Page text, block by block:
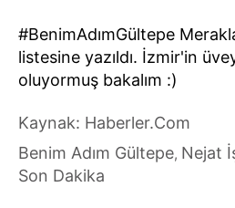
#BenimAdımGültepe
listesine yazıldı. İzmir'in
oluyormuş bakalım :)
Kaynak: Haberler.Com
Benim Adım Gültepe, Nejat
Son Dakika